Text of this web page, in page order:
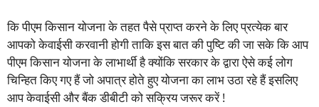
कि पीएम किसान योजना के तहत पैसे प्राप्त करने के लिए प्रत्येक बार
आपको केवाईसी करवानी होगी ताकि इस बात की पुष्टि की जा सके कि आप
पीएम किसान योजना के लाभार्थी है क्योंकि सरकार के द्वारा ऐसे कई लोग
चिन्हित किए गए हैं जो अपात्र होते हुए योजना का लाभ उठा रहे हैं इसलिए
आप केवाईसी और बैंक डीबीटी को सक्रिय जरूर करें !